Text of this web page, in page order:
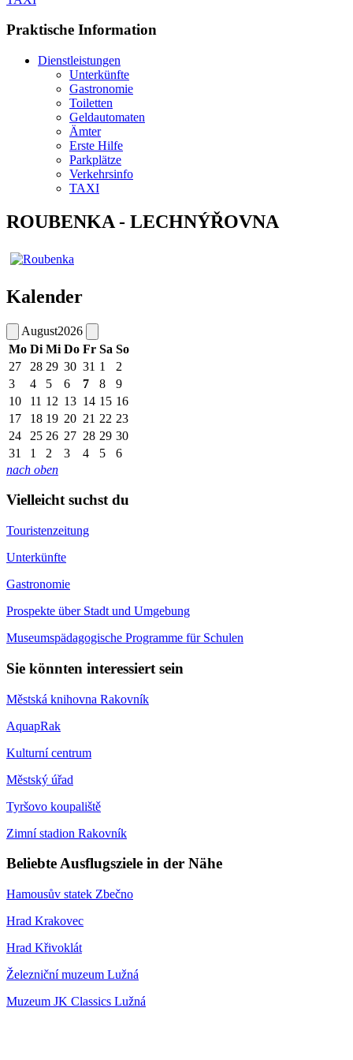
Praktische Information
Dienstleistungen
Unterkünfte
Gastronomie
Toiletten
Geldautomaten
Ämter
Erste Hilfe
Parkplätze
Verkehrsinfo
TAXI
ROUBENKA - LECHNÝŘOVNA
Kalender
August2026
Mo Di Mi Do Fr Sa So
27
28 29 30 31 1
2
3
4 5 6 7 8
9
10
11 12 13 14 15 16
17
18 19 20 21 22 23
24
25 26 27 28 29 30
31
1 2 3 4 5
6
nach oben
Vielleicht suchst du
Touristenzeitung
Unterkünfte
Gastronomie
Prospekte über Stadt und Umgebung
Museumspädagogische Programme für Schulen
Sie könnten interessiert sein
Městská knihovna Rakovník
AquapRak
Kulturní centrum
Městský úřad
Tyršovo koupaliště
Zimní stadion Rakovník
Beliebte Ausflugsziele in der Nähe
Hamousův statek Zbečno
Hrad Krakovec
Hrad Křivoklát
Železniční muzeum Lužná
Muzeum JK Classics Lužná